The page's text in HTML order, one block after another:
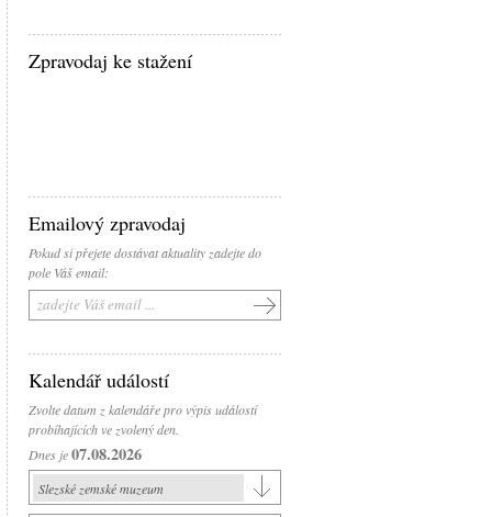
Zpravodaj ke stažení
Emailový zpravodaj
Pokud si přejete dostávat aktuality zadejte do
pole Váš email:
Kalendář událostí
Zvolte datum z kalendáře pro výpis událostí
probíhajících ve zvolený den.
Dnes je07.08.2026
Slezské zemské muzeum